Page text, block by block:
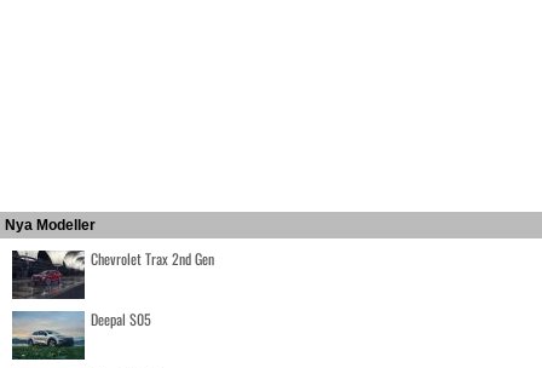
Nya Modeller
Chevrolet Trax 2nd Gen
Deepal S05